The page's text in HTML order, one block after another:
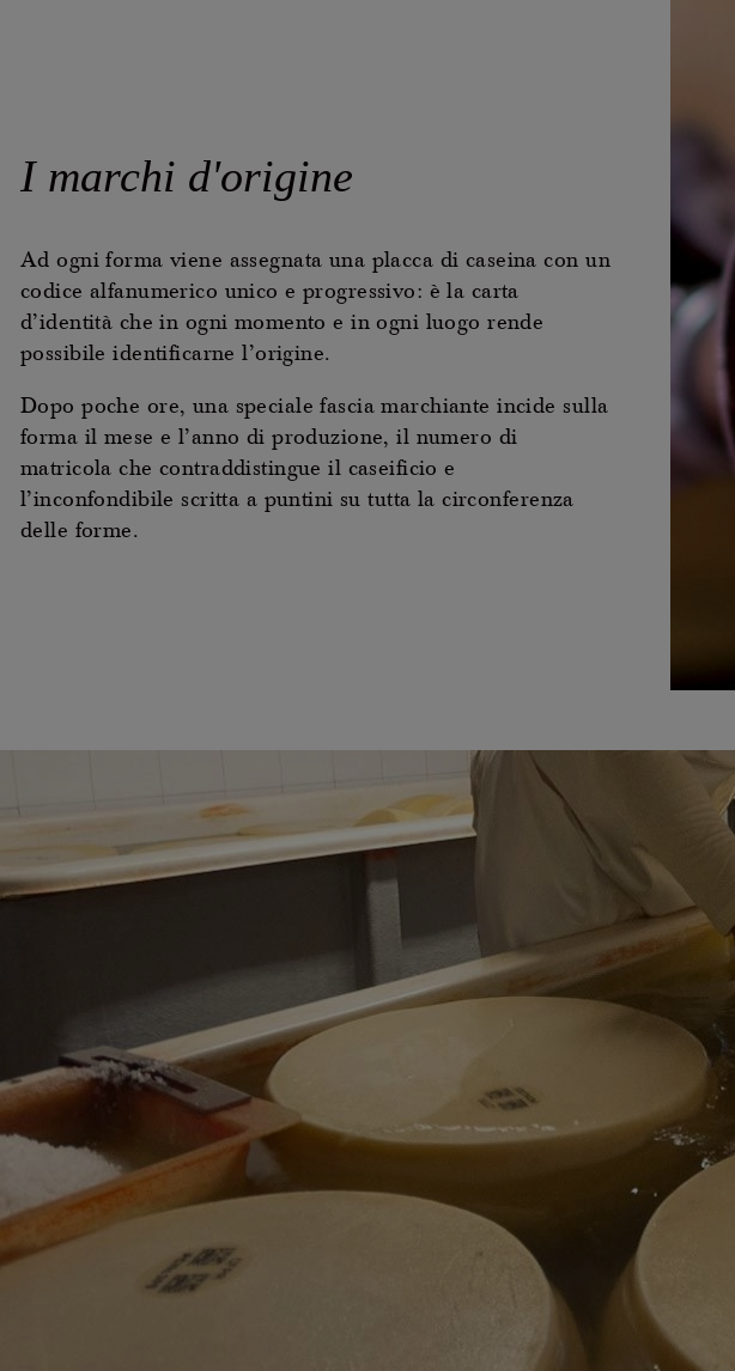
I marchi d'origine
Ad ogni forma viene assegnata una placca di caseina con un
codice alfanumerico unico e progressivo: è la carta
d’identità che in ogni momento e in ogni luogo rende
possibile identificarne l’origine.
Dopo poche ore, una speciale fascia marchiante incide sulla
forma il mese e l’anno di produzione, il numero di
matricola che contraddistingue il caseificio e
l’inconfondibile scritta a puntini su tutta la circonferenza
delle forme.